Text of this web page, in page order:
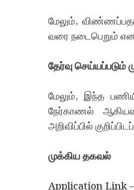
மேலும்,
வரை நடைபெறும்
தேர்வு செய்யப்படும்
மேலும், இந்த
நேர்காணல்
அறிவிப்பில்
முக்கிய தகவல்
Application Link –